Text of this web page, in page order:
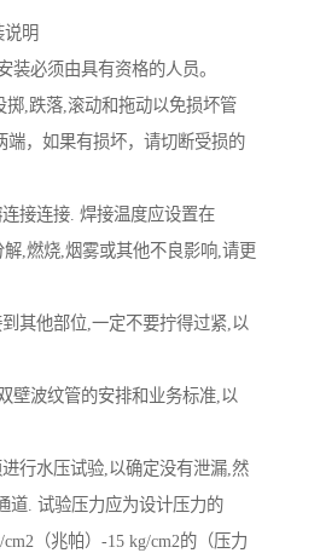
说明
装必须由具有资格的人员。
掷,跌落,滚动和拖动以免损坏管
端，如果有损坏，请切断受损的
接连接. 焊接温度应设置在
解,燃烧,烟雾或其他不良影响,请更
其他部位,一定不要拧得过紧,以
壁波纹管的安排和业务标准,以
行水压试验,以确定没有泄漏,然
道. 试验压力应为设计压力的
（兆帕）-15 kg/cm2的（压力